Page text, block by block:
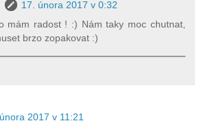
17. února 2017 v 0:32
mám radost ! :) Nám taky moc chutnat,
brzo zopakovat :)
2017 v 11:21